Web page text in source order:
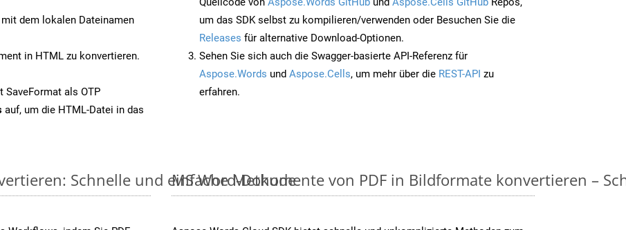
mit dem lokalen Dateinamen
in HTML zu konvertieren.
SaveFormat als OTP
auf, um die HTML-Datei in das
um das SDK selbst zu kompilieren/verwenden oder Besuchen Sie die
Releases für alternative Download-Optionen.
Sehen Sie sich auch die Swagger-basierte API-Referenz für
Aspose.Words und Aspose.Cells, um mehr über die REST-API zu
erfahren.
Schnelle und einfache Methode
MS Word-Dokumente von PDF in Bildformate konvertieren –